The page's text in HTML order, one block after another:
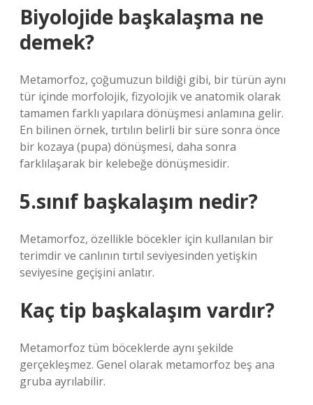
Biyolojide başkalaşma ne
demek?
Metamorfoz, çoğumuzun bildiği gibi, bir türün aynı
tür içinde morfolojik, fizyolojik ve anatomik olarak
tamamen farklı yapılara dönüşmesi anlamına gelir.
En bilinen örnek, tırtılın belirli bir süre sonra önce
bir kozaya (pupa) dönüşmesi, daha sonra
farklılaşarak bir kelebeğe dönüşmesidir.
5.sınıf başkalaşım nedir?
Metamorfoz, özellikle böcekler için kullanılan bir
terimdir ve canlının tırtıl seviyesinden yetişkin
seviyesine geçişini anlatır.
Kaç tip başkalaşım vardır?
Metamorfoz tüm böceklerde aynı şekilde
gerçekleşmez. Genel olarak metamorfoz beş ana
gruba ayrılabilir.